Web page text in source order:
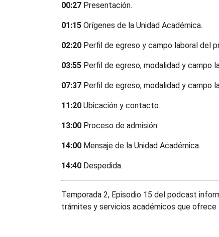
00:27 Presentación.
01:15 Orígenes de la Unidad Académica.
02:20 Perfil de egreso y campo laboral del
03:55 Perfil de egreso, modalidad y campo
07:37 Perfil de egreso, modalidad y campo
11:20 Ubicación y contacto.
13:00 Proceso de admisión.
14:00 Mensaje de la Unidad Académica.
14:40 Despedida.
Temporada 2, Episodio 15 del podcast
trámites y servicios académicos que ofrece